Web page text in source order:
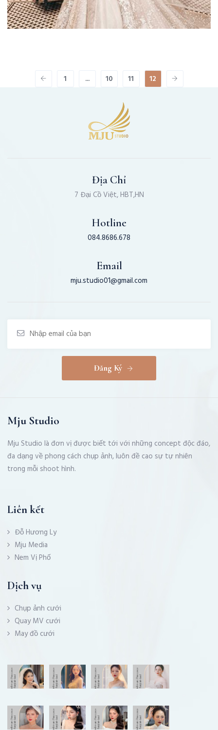
Ảnh Cưới Mang Phong Cách
1 ... 10 11 12
Địa Chỉ
7 Đại Cồ Việt, HBT,HN
Hotline
084.8686.678
Email
mju.studio01@gmail.com
Đăng Ký
Mju Studio
Mju Studio là đơn vị được biết tới với những concept độc đáo,
đa dạng về phong cách chụp ảnh, luôn đề cao sự tự nhiên
trong mỗi shoot hình.
Liên kết
Đỗ Hương Ly
Mju Media
Nem Vị Phố
Dịch vụ
Chụp ảnh cưới
Quay MV cưới
May đồ cưới